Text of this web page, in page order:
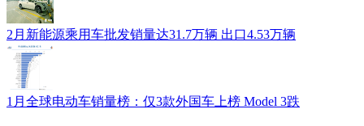
2月新能源乘用车批发销量达31.7万辆 出口4.53万辆
1月全球电动车销量榜：仅3款外国车上榜 Model 3跌